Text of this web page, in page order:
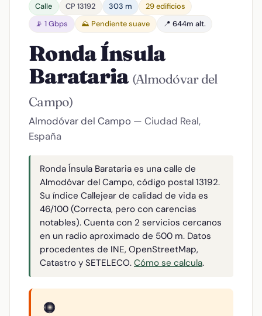
Calle CP 13192 303 m
29 edificios
📡 1 Gbps
⛰️ Pendiente suave 📍 644m alt.
Ronda Ínsula
Barataria (Almodóvar del
Campo)
Almodóvar del Campo — Ciudad Real,
España
Ronda Ínsula Barataria es una calle de
Almodóvar del Campo, código postal 13192.
Su índice Callejear de calidad de vida es
46/100 (Correcta, pero con carencias
notables). Cuenta con 2 servicios cercanos
en un radio aproximado de 500 m. Datos
procedentes de INE, OpenStreetMap,
Catastro y SETELECO. Cómo se calcula.
🟠